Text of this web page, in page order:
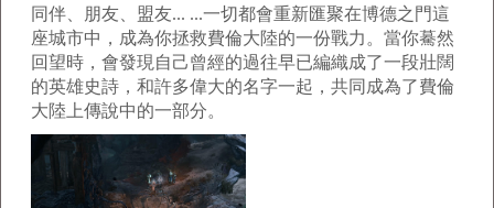
同伴、朋友、盟友... ...一切都會重新匯聚在博德之門這
座城市中，成為你拯救費倫大陸的一份戰力。當你驀然
回望時，會發現自己曾經的過往早已編織成了一段壯闊
的英雄史詩，和許多偉大的名字一起，共同成為了費倫
大陸上傳說中的一部分。